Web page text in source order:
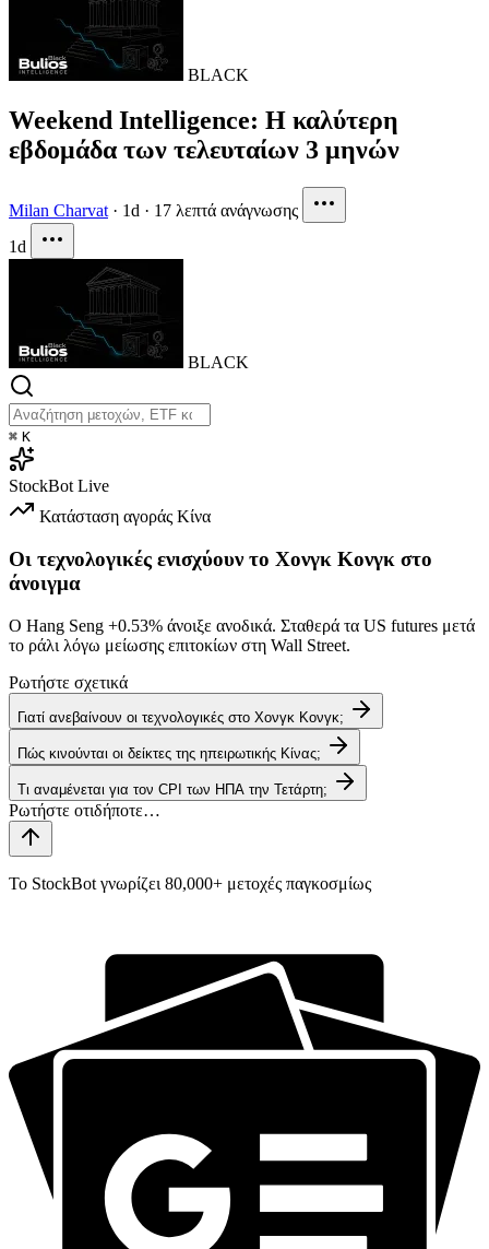
BLACK
Weekend Intelligence: Η καλύτερη
εβδομάδα των τελευταίων 3 μηνών
Milan Charvat · 1d · 17 λεπτά ανάγνωσης
1d
BLACK
⌘ K
StockBot Live
Κατάσταση αγοράς Κίνα
Οι τεχνολογικές ενισχύουν το Χονγκ Κονγκ στο
άνοιγμα
Ο Hang Seng +0.53% άνοιξε ανοδικά. Σταθερά τα US futures μετά
το ράλι λόγω μείωσης επιτοκίων στη Wall Street.
Ρωτήστε σχετικά
Γιατί ανεβαίνουν οι τεχνολογικές στο Χονγκ Κονγκ;
Πώς κινούνται οι δείκτες της ηπειρωτικής Κίνας;
Τι αναμένεται για τον CPI των ΗΠΑ την Τετάρτη;
Το StockBot γνωρίζει 80,000+ μετοχές παγκοσμίως